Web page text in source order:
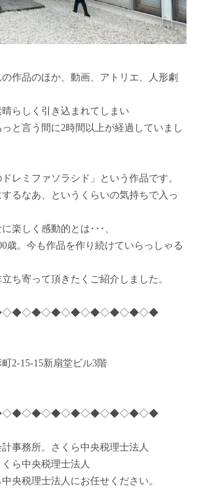
作品のほか、動画、アトリエ、人形劇
らしく引き込まれてしまい
と言う間に2時間以上が経過していまし
レミファソラシド」という作品です。
するなあ、というくらいの気持ちで入っ
楽しく感動的とは･･･、
歳。今も作品を作り続けていらっしゃる
ち寄って頂きたくご紹介しました。
2-15-15新扇堂ビル3階
事務所。さくら中央税理士法人
ら中央税理士法人
央税理士法人にお任せください。